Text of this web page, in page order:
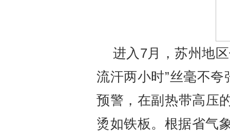
进入 7月，苏州地
流汗两小时”丝毫不夸
预警，在副热带高压
烫如铁板。根据省气